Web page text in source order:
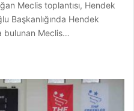
Meclis toplantısı, Hendek
Başkanlığında Hendek
bulunan Meclis…